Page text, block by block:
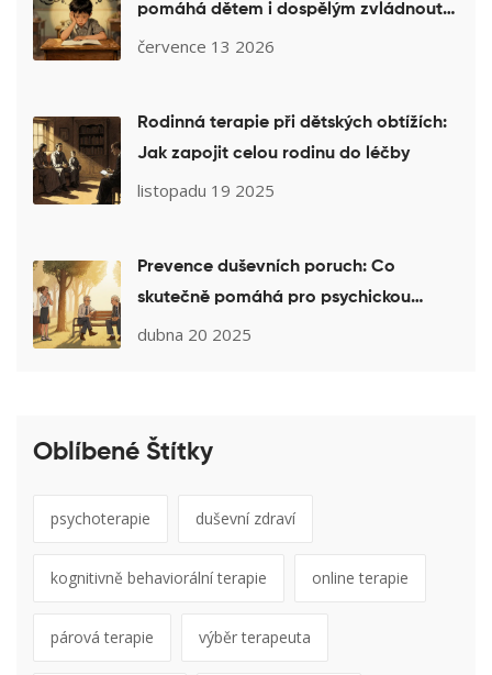
pomáhá dětem i dospělým zvládnout
komorbiditu
července 13 2026
Rodinná terapie při dětských obtížích:
Jak zapojit celou rodinu do léčby
listopadu 19 2025
Prevence duševních poruch: Co
skutečně pomáhá pro psychickou
pohodu
dubna 20 2025
Oblíbené Štítky
psychoterapie duševní zdraví
kognitivně behaviorální terapie online terapie
párová terapie výběr terapeuta